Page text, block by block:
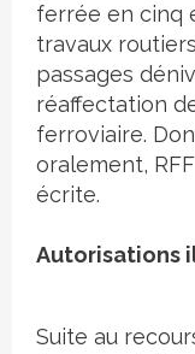
ferrée en cinq
travaux
passages
réaffectation
ferroviaire.
oralement,
écrite.
Autorisations
Suite au